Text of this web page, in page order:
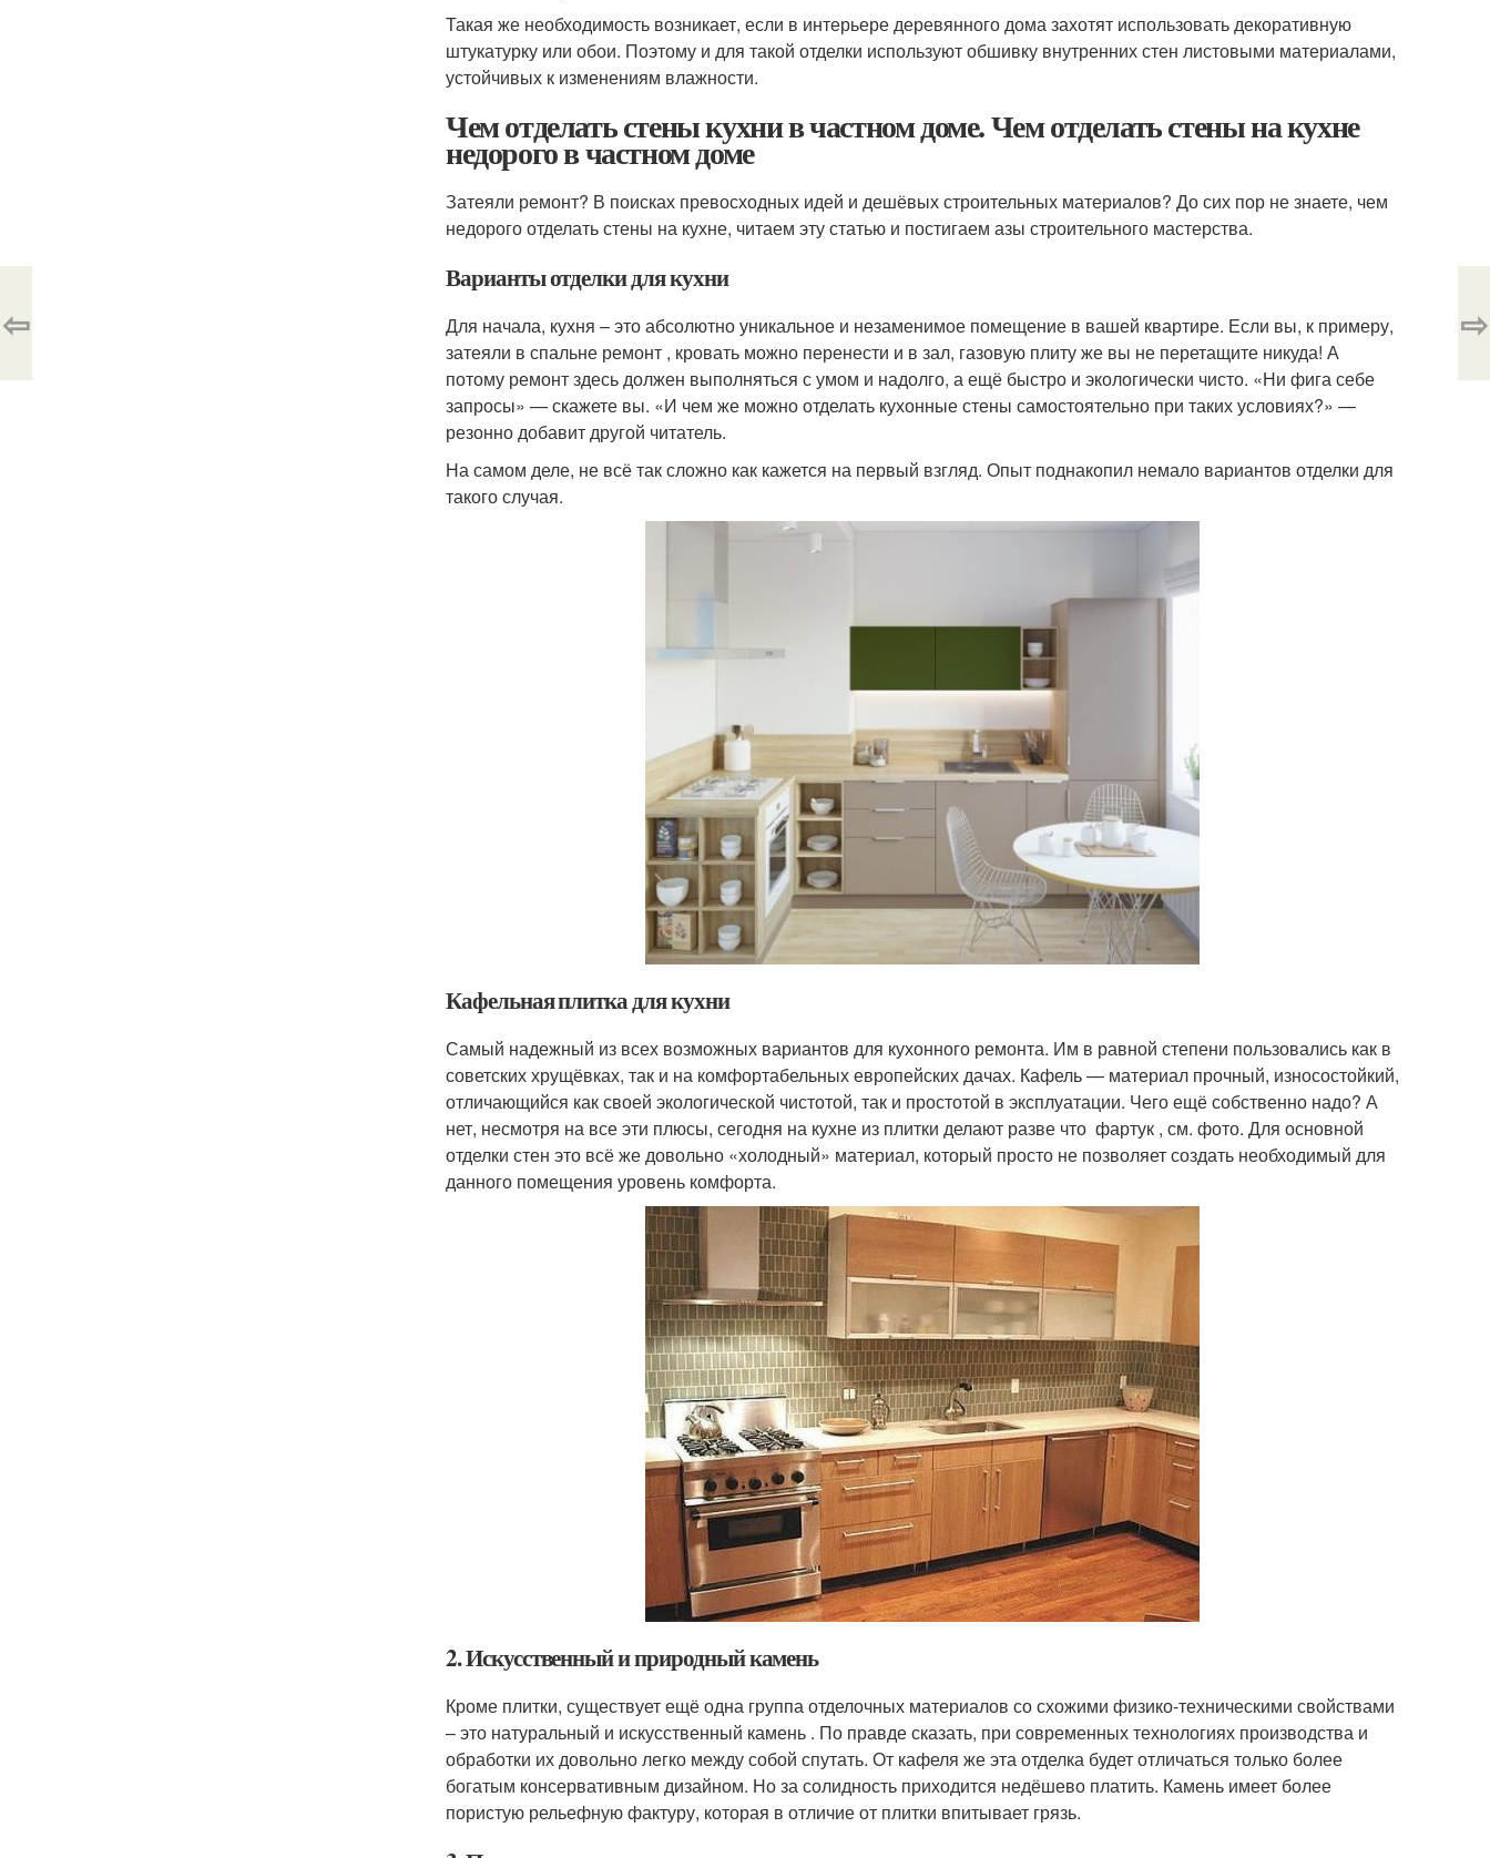
Такая же необходимость возникает, если в интерьере деревянного дома захотят использовать декоративную
штукатурку или обои. Поэтому и для такой отделки используют обшивку внутренних стен листовыми материалами,
устойчивых к изменениям влажности.
Чем отделать стены кухни в частном доме. Чем отделать стены на кухне
недорого в частном доме
Затеяли ремонт? В поисках превосходных идей и дешёвых строительных материалов? До сих пор не знаете, чем
недорого отделать стены на кухне, читаем эту статью и постигаем азы строительного мастерства.
Варианты отделки для кухни
Для начала, кухня – это абсолютно уникальное и незаменимое помещение в вашей квартире. Если вы, к примеру,
затеяли в спальне ремонт , кровать можно перенести и в зал, газовую плиту же вы не перетащите никуда! А
потому ремонт здесь должен выполняться с умом и надолго, а ещё быстро и экологически чисто. «Ни фига себе
запросы» — скажете вы. «И чем же можно отделать кухонные стены самостоятельно при таких условиях?» —
резонно добавит другой читатель.
На самом деле, не всё так сложно как кажется на первый взгляд. Опыт поднакопил немало вариантов отделки для
такого случая.
Кафельная плитка для кухни
Самый надежный из всех возможных вариантов для кухонного ремонта. Им в равной степени пользовались как в
советских хрущёвках, так и на комфортабельных европейских дачах. Кафель — материал прочный, износостойкий,
отличающийся как своей экологической чистотой, так и простотой в эксплуатации. Чего ещё собственно надо? А
нет, несмотря на все эти плюсы, сегодня на кухне из плитки делают разве что фартук , см. фото. Для основной
отделки стен это всё же довольно «холодный» материал, который просто не позволяет создать необходимый для
данного помещения уровень комфорта.
2. Искусственный и природный камень
Кроме плитки, существует ещё одна группа отделочных материалов со схожими физико-техническими свойствами
– это натуральный и искусственный камень . По правде сказать, при современных технологиях производства и
обработки их довольно легко между собой спутать. От кафеля же эта отделка будет отличаться только более
богатым консервативным дизайном. Но за солидность приходится недёшево платить. Камень имеет более
пористую рельефную фактуру, которая в отличие от плитки впитывает грязь.
⇦ ⇨